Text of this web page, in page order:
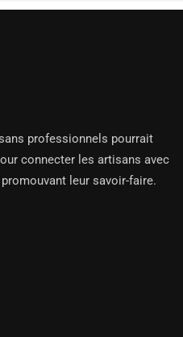
professionnels pourrait
connecter les artisans avec
leur savoir-faire.